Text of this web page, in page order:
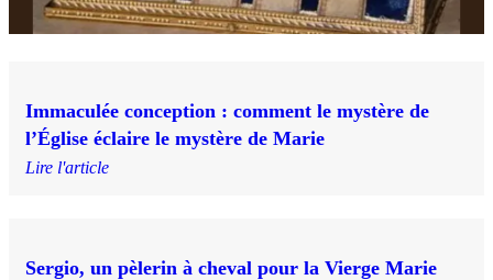
Immaculée conception : comment le mystère de
l’Église éclaire le mystère de Marie
Lire l'article
Sergio, un pèlerin à cheval pour la Vierge Marie